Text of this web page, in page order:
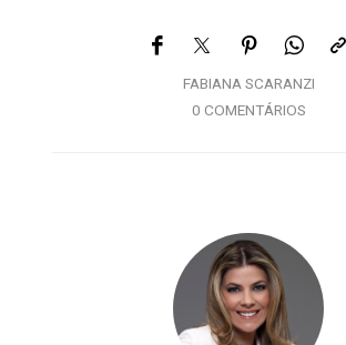
FABIANA SCARANZI
0 COMENTÁRIOS